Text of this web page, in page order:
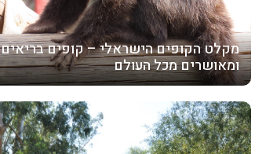
מקלט הקופים הישראלי – קופים בריאים
ומאושרים מכל העולם